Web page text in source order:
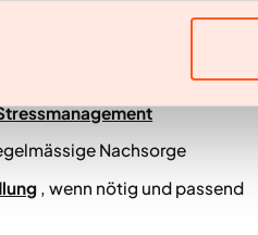
Training
Nachsorge
, wenn nötig und passend